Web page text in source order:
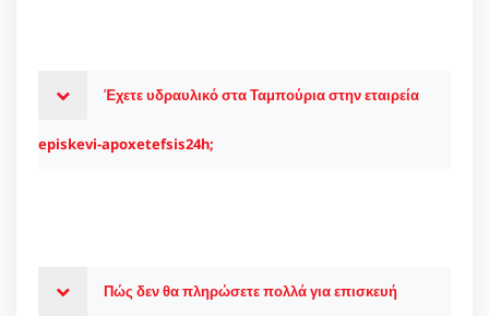
Έχετε υδραυλικό στα Ταμπούρια στην εταιρεία
episkevi-apoxetefsis24h;
Πώς δεν θα πληρώσετε πολλά για επισκευή